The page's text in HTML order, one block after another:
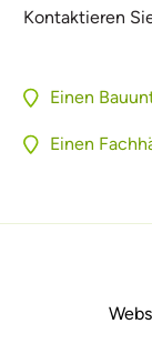
Kontaktieren
Einen
Einen